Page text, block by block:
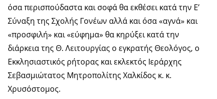
όσα περισπούδαστα και σοφά θα εκθέσει κατά την Ε’
Σύναξη της Σχολής Γονέων αλλά και όσα «αγνά» και
«προσφιλή» και «εύφημα» θα κηρύξει κατά την
διάρκεια της Θ. Λειτουργίας ο εγκρατής Θεολόγος, ο
Εκκλησιαστικός ρήτορας και εκλεκτός Ιεράρχης
Σεβασμιώτατος Μητροπολίτης Χαλκίδος κ. κ.
Χρυσόστομος.